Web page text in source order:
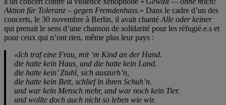
Aktion für Toleranz – gegen Fremdenhass.» Dans le cadre d’un des
concerts, le 30 novembre à Berlin, il avait chanté Alle oder keiner
qui prenait le sens d’une chanson de solidarité pour les réfugié.e.s et
pour ceux qui n’ont rien, même plus leur pays :
«Ich traf eine Frau, mit ‘m Kind an der Hand.
die hatte kein Haus, und die hatte kein Land.
die hatte kein’ Ztuhl, sich auszurh’n,
die hatte kein Bett, schlief in ihren Schuh’n.
und war kein Mensch mehr, und war noch kein Tier.
und wollte doch auch nicht so leben wie wir.